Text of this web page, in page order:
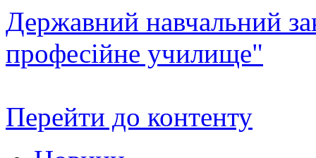
Державний навчальний
професійне училище"
Перейти до контенту